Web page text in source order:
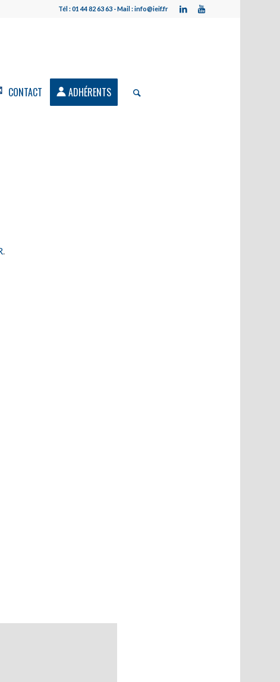
Tél : 01 44 82 63 63 - Mail : info@ieif.fr
CONTACT ADHÉRENTS